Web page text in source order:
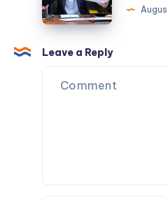
for
Me
?
Someone
to
Do
My
Assignment
Leave a Reply